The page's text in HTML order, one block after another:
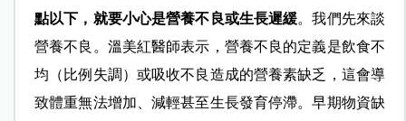
點以下，就要小心是營養不良或生長遲緩。我們先來談
營養不良。溫美紅醫師表示，營養不良的定義是飲食不
均（比例失調）或吸收不良造成的營養素缺乏，這會導
致體重無法增加、減輕甚至生長發育停滯。早期物資缺